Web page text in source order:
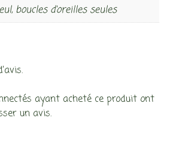
boucles d'oreilles seules
ayant acheté ce produit ont
un avis.